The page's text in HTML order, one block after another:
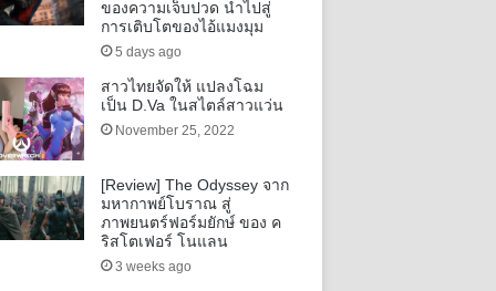
ของความเจ็บปวด นำไปสู่
การเติบโตของไอ้แมงมุม
5 days ago
สาวไทยจัดให้ แปลงโฉม
เป็น D.Va ในสไตล์สาวแว่น
November 25, 2022
[Review] The Odyssey จาก
มหากาพย์โบราณ สู่
ภาพยนตร์ฟอร์มยักษ์ ของ ค
ริสโตเฟอร์ โนแลน
3 weeks ago